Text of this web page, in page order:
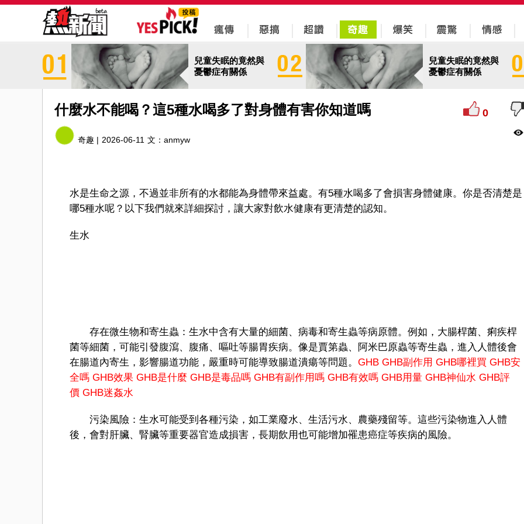
兒童失眠的竟然與
憂鬱症有關係
兒童失眠的竟然與
憂鬱症有關係
什麼水不能喝？這5種水喝多了對身體有害你知道嗎 0
奇趣 | 2026-06-11 文： anmyw
水是生命之源，不過並非所有的水都能為身體帶來益處。有5種水喝多了會損害身體健康。你是否清楚是
哪5種水呢？以下我們就來詳細探討，讓大家對飲水健康有更清楚的認知。
生水
存在微生物和寄生蟲：生水中含有大量的細菌、病毒和寄生蟲等病原體。例如，大腸桿菌、痢疾桿
菌等細菌，可能引發腹瀉、腹痛、嘔吐等腸胃疾病。像是賈第蟲、阿米巴原蟲等寄生蟲，進入人體後會
在腸道內寄生，影響腸道功能，嚴重時可能導致腸道潰瘍等問題。 GHB GHB副作用 GHB哪裡買 GHB安
全嗎 GHB效果 GHB是什麼 GHB是毒品嗎 GHB有副作用嗎 GHB有效嗎 GHB用量 GHB神仙水 GHB評
價 GHB迷姦水
污染風險：生水可能受到各種污染，如工業廢水、生活污水、農藥殘留等。這些污染物進入人體
後，會對肝臟、腎臟等重要器官造成損害，長期飲用也可能增加罹患癌症等疾病的風險。